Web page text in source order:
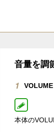
音量を調
VOLUME
本体の